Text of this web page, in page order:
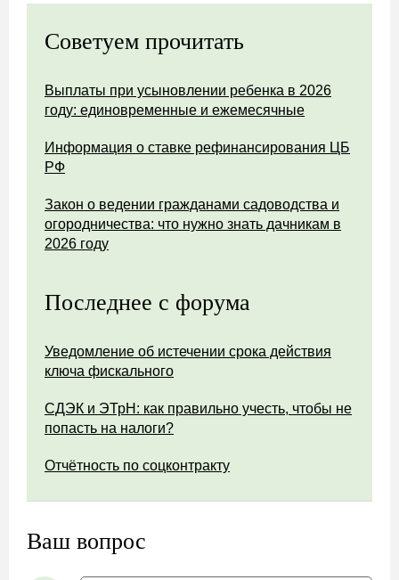
Советуем прочитать
Выплаты при усыновлении ребенка в 2026
году: единовременные и ежемесячные
Информация о ставке рефинансирования ЦБ
РФ
Закон о ведении гражданами садоводства и
огородничества: что нужно знать дачникам в
2026 году
Последнее с форума
Уведомление об истечении срока действия
ключа фискального
СДЭК и ЭТрН: как правильно учесть, чтобы не
попасть на налоги?
Отчётность по соцконтракту
Ваш вопрос